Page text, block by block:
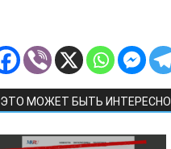
ЭТО МОЖЕТ БЫТЬ ИНТЕРЕСНО